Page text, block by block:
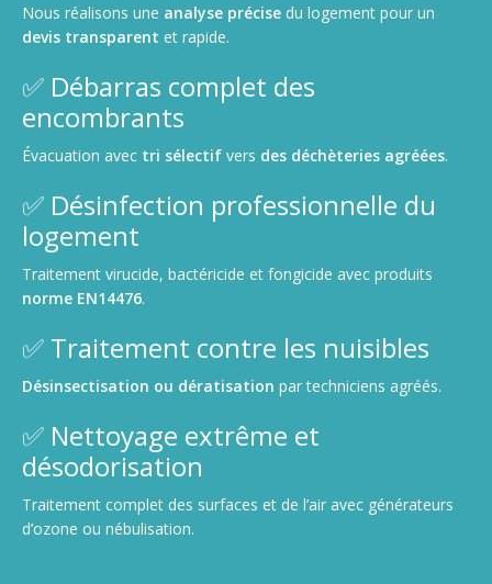
Nous réalisons une analyse précise du logement pour un
devis transparent et rapide.
✅ Débarras complet des
encombrants
Évacuation avec tri sélectif vers des déchèteries agréées.
✅ Désinfection professionnelle du
logement
Traitement virucide, bactéricide et fongicide avec produits
norme EN14476.
✅ Traitement contre les nuisibles
Désinsectisation ou dératisation par techniciens agréés.
✅ Nettoyage extrême et
désodorisation
Traitement complet des surfaces et de l’air avec générateurs
d’ozone ou nébulisation.